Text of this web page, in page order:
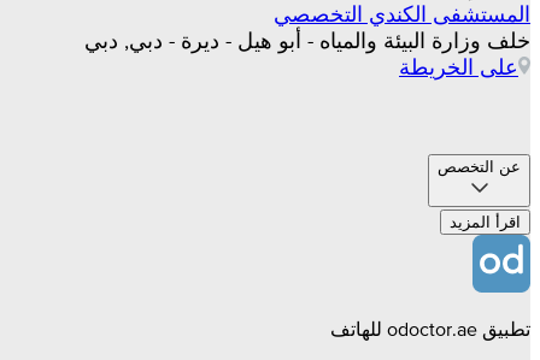
المستشفى الكندي التخصصي
خلف وزارة البيئة والمياه - أبو هيل - ديرة - دبي, دبي
على الخريطة
عن التخصص
اقرأ المزيد
تطبيق odoctor.ae للهاتف